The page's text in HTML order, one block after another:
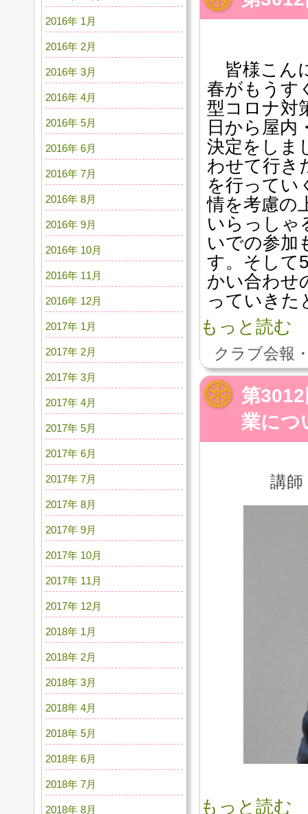
皆様こん
春がもうす
型コロナ対
日から屋内
決定をしま
わせて行き
を行ってい
情を考慮の
いらっしゃ
いでの参加
す。そして
かい合わせ
っていきた
もっと読む
クラブ会報
第
業につ
講師
もっと読む
2016年 1月
2016年 2月
2016年 3月
2016年 4月
2016年 5月
2016年 6月
2016年 7月
2016年 8月
2016年 9月
2016年 10月
2016年 11月
2016年 12月
2017年 1月
2017年 2月
2017年 3月
2017年 4月
2017年 5月
2017年 6月
2017年 7月
2017年 8月
2017年 9月
2017年 10月
2017年 11月
2017年 12月
2018年 1月
2018年 2月
2018年 3月
2018年 4月
2018年 5月
2018年 6月
2018年 7月
2018年 8月